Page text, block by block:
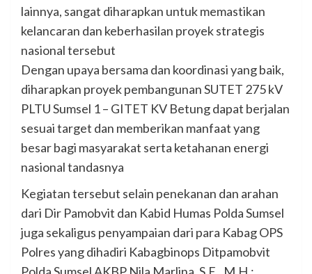
lainnya, sangat diharapkan untuk memastikan
kelancaran dan keberhasilan proyek strategis
nasional tersebut
Dengan upaya bersama dan koordinasi yang baik,
diharapkan proyek pembangunan SUTET 275 kV
PLTU Sumsel 1 – GITET KV Betung dapat berjalan
sesuai target dan memberikan manfaat yang
besar bagi masyarakat serta ketahanan energi
nasional tandasnya
Kegiatan tersebut selain penekanan dan arahan
dari Dir Pamobvit dan Kabid Humas Polda Sumsel
juga sekaligus penyampaian dari para Kabag OPS
Polres yang dihadiri Kabagbinops Ditpamobvit